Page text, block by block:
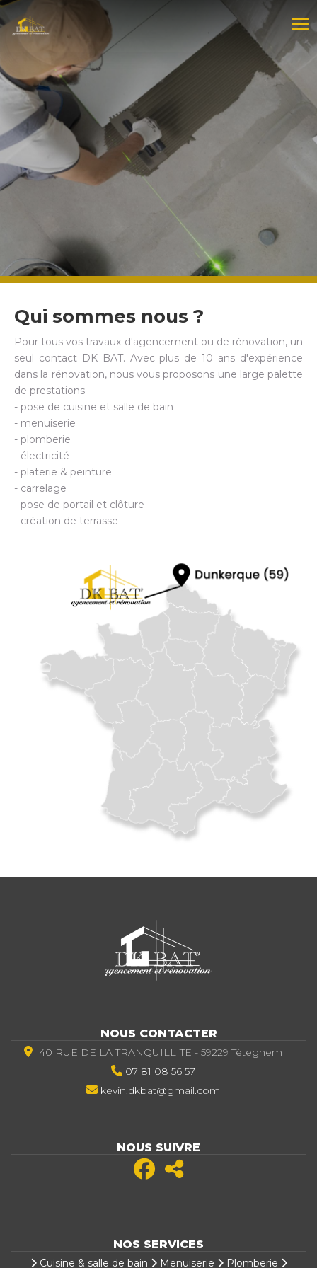
Qui sommes nous ?
Pour tous vos travaux d'agencement ou de rénovation, un
seul contact DK BAT. Avec plus de 10 ans d'expérience
dans la rénovation, nous vous proposons une large palette
de prestations
- pose de cuisine et salle de bain
- menuiserie
- plomberie
- électricité
- platerie & peinture
- carrelage
- pose de portail et clôture
- création de terrasse
NOUS CONTACTER
40 RUE DE LA TRANQUILLITE - 59229 Téteghem
07 81 08 56 57
kevin.dkbat@gmail.com
NOUS SUIVRE
NOS SERVICES
Cuisine & salle de bain Menuiserie Plomberie